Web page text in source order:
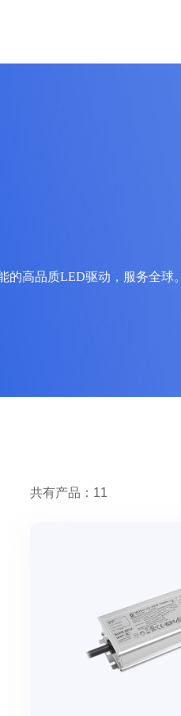
的高品质LED驱动，服务全球。
共有产品：11